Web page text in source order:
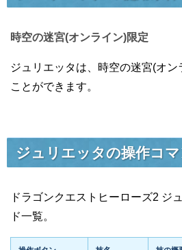
時空の迷宮(オンライン)限定
ジュリエッタは、時空の迷宮(オ
ことができます。
ジュリエッタの操作コ
ドラゴンクエストヒーローズ2 ジ
ド一覧。